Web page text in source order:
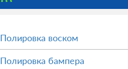
Полировка воском
Полировка бампера